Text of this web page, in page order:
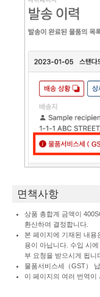
면책사항
상품 총합계 금액이
환산하여 결정합니다.
본 페이지에 기재된 내용
용이 아닙니다. 수입 시
부 요청을 받으시게 됩니
물품서비스세（GST）
이 페이지의 여러 번역이